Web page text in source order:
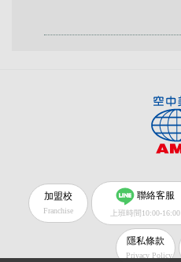
加盟校
Franchise
聯絡客服
上班時間10:00-16:00
隱私條款
Privacy Policy